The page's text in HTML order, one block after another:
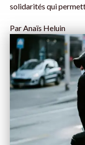
solidarités qui
ParAnaïs Heluin